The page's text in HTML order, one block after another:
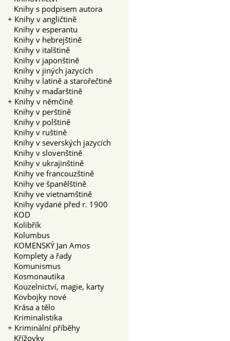
Knihy s podpisem autora
+ Knihy v angličtině
Knihy v esperantu
Knihy v hebrejštině
Knihy v italštině
Knihy v japonštině
Knihy v jiných jazycích
Knihy v latině a starořečtině
Knihy v maďarštině
+ Knihy v němčině
Knihy v perštině
Knihy v polštině
Knihy v ruštině
Knihy v severských jazycích
Knihy v slovenštině
Knihy v ukrajinštině
Knihy ve francouzštině
Knihy ve španělštině
Knihy ve vietnamštině
Knihy vydané před r. 1900
KOD
Kolibřík
Kolumbus
KOMENSKÝ Jan Amos
Komplety a řady
Komunismus
Kosmonautika
Kouzelnictví, magie, karty
Kovbojky nové
Krása a tělo
Kriminalistika
+ Kriminální příběhy
Křížovky